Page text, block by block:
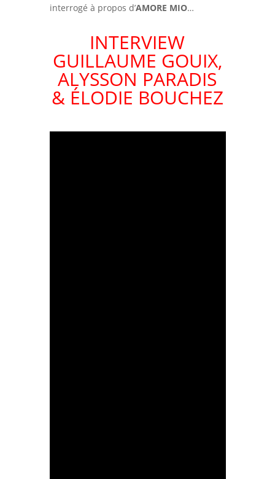
interrogé à propos d’AMORE MIO…
INTERVIEW
GUILLAUME GOUIX,
ALYSSON PARADIS
& ÉLODIE BOUCHEZ